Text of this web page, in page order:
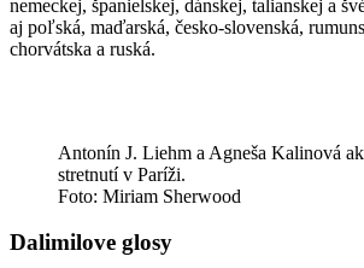
nemeckej, španielskej, dánskej, talianskej a
aj poľská, maďarská, česko-slovenská,
chorvátska a ruská.
Antonín J. Liehm a Agneša Kalinová
stretnutí v Paríži.
Foto: Miriam Sherwood
Dalimilove glosy